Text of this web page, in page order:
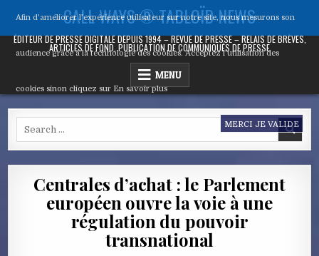
content
CALL WAYS ® TABLOÏD NEWS
ÉDITEUR DE PRESSE DIGITALE DEPUIS 1994 – REVUE DE PRESSE – RELAIS DE BRÈVES,
ARTICLES DE FOND, PUBLICATION DE COMMUNIQUÉS DE PRESSE
MENU
Centrales d’achat : le Parlement
européen ouvre la voie à une
régulation du pouvoir
transnational
Afin d'améliorer l’expérience utilisateur sur notre site, nous mesurons son
audience grâce à la technologie des cookies. Acceptez l’utilisation des
cookies sinon cliquez sur En savoir plus
MERCI JE VALIDE